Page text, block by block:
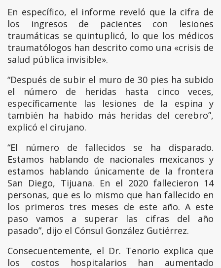
En específico, el informe reveló que la cifra de
los ingresos de pacientes con lesiones
traumáticas se quintuplicó, lo que los médicos
traumatólogos han descrito como una «crisis de
salud pública invisible».
“Después de subir el muro de 30 pies ha subido
el número de heridas hasta cinco veces,
específicamente las lesiones de la espina y
también ha habido más heridas del cerebro”,
explicó el cirujano.
“El número de fallecidos se ha disparado.
Estamos hablando de nacionales mexicanos y
estamos hablando únicamente de la frontera
San Diego, Tijuana. En el 2020 fallecieron 14
personas, que es lo mismo que han fallecido en
los primeros tres meses de este año. A este
paso vamos a superar las cifras del año
pasado”, dijo el Cónsul González Gutiérrez.
Consecuentemente, el Dr. Tenorio explica que
los costos hospitalarios han aumentado